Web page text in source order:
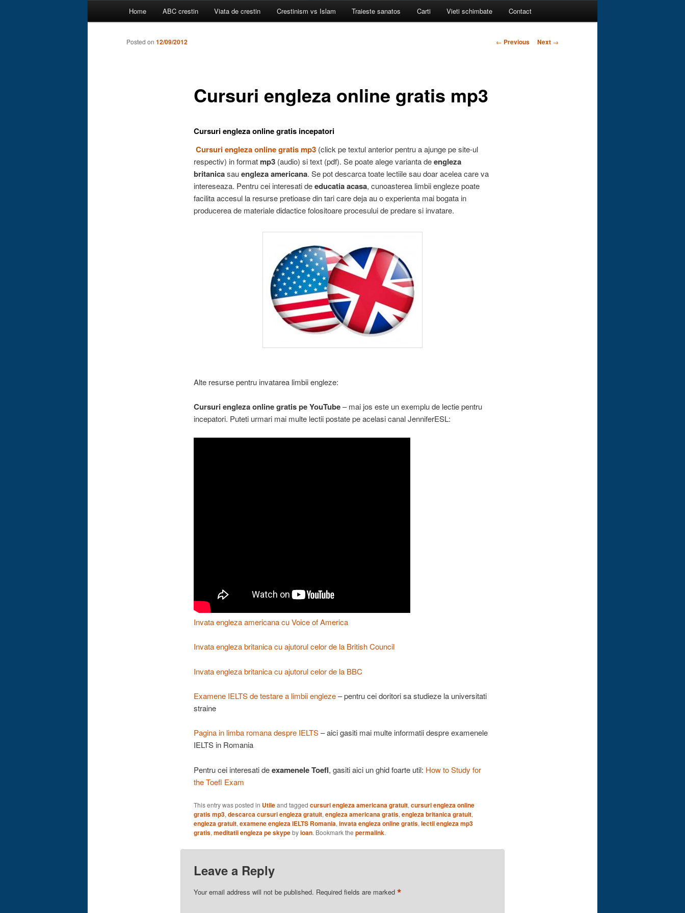
Home ABC crestin Viata de crestin Crestinism vs Islam Traieste sanatos Carti Vieti schimbate Contact
Post
← Previous Next →
Cursuri engleza online gratis mp3
Posted on 12/09/2012
Cursuri engleza online gratis incepatori
Cursuri engleza online gratis mp3(click pe textul anterior pentru a ajunge pe site-ul
respectiv) in format mp3(audio) si text (pdf). Se poate alege varianta deengleza
britanicasauengleza americana. Se pot descarca toate lectiile sau doar acelea care va
intereseaza. Pentru cei interesati deeducatia acasa, cunoasterea limbii engleze poate
facilita accesul la resurse pretioase din tari care deja au o experienta mai bogata in
producerea de materiale didactice folositoare procesului de predare si invatare.
Alte resurse pentru invatarea limbii engleze:
Cursuri engleza online gratis pe YouTube– mai jos este un exemplu de lectie pentru
incepatori. Puteti urmari mai multe lectii postate pe acelasi canal JenniferESL:
Invata engleza americana cu Voice of America
Invata engleza britanica cu ajutorul celor de la British Council
Invata engleza britanica cu ajutorul celor de la BBC
Examene IELTS de testare a limbii engleze– pentru cei doritori sa studieze la universitati
straine
Pagina in limba romana despre IELTS– aici gasiti mai multe informatii despre examenele
IELTS in Romania
Pentru cei interesati deexamenele Toefl, gasiti aici un ghid foarte util: How to Study for
the Toefl Exam
This entry was posted in Utileand tagged cursuri engleza americana gratuit, cursuri engleza online
gratis mp3, descarca cursuri engleza gratuit, engleza americana gratis, engleza britanica gratuit,
engleza gratuit, examene engleza IELTS Romania, invata engleza online gratis, lectii engleza mp3
gratis, meditatii engleza pe skypebyioan. Bookmark the permalink.
Leave a Reply
Your email address will not be published. Required fields are marked *